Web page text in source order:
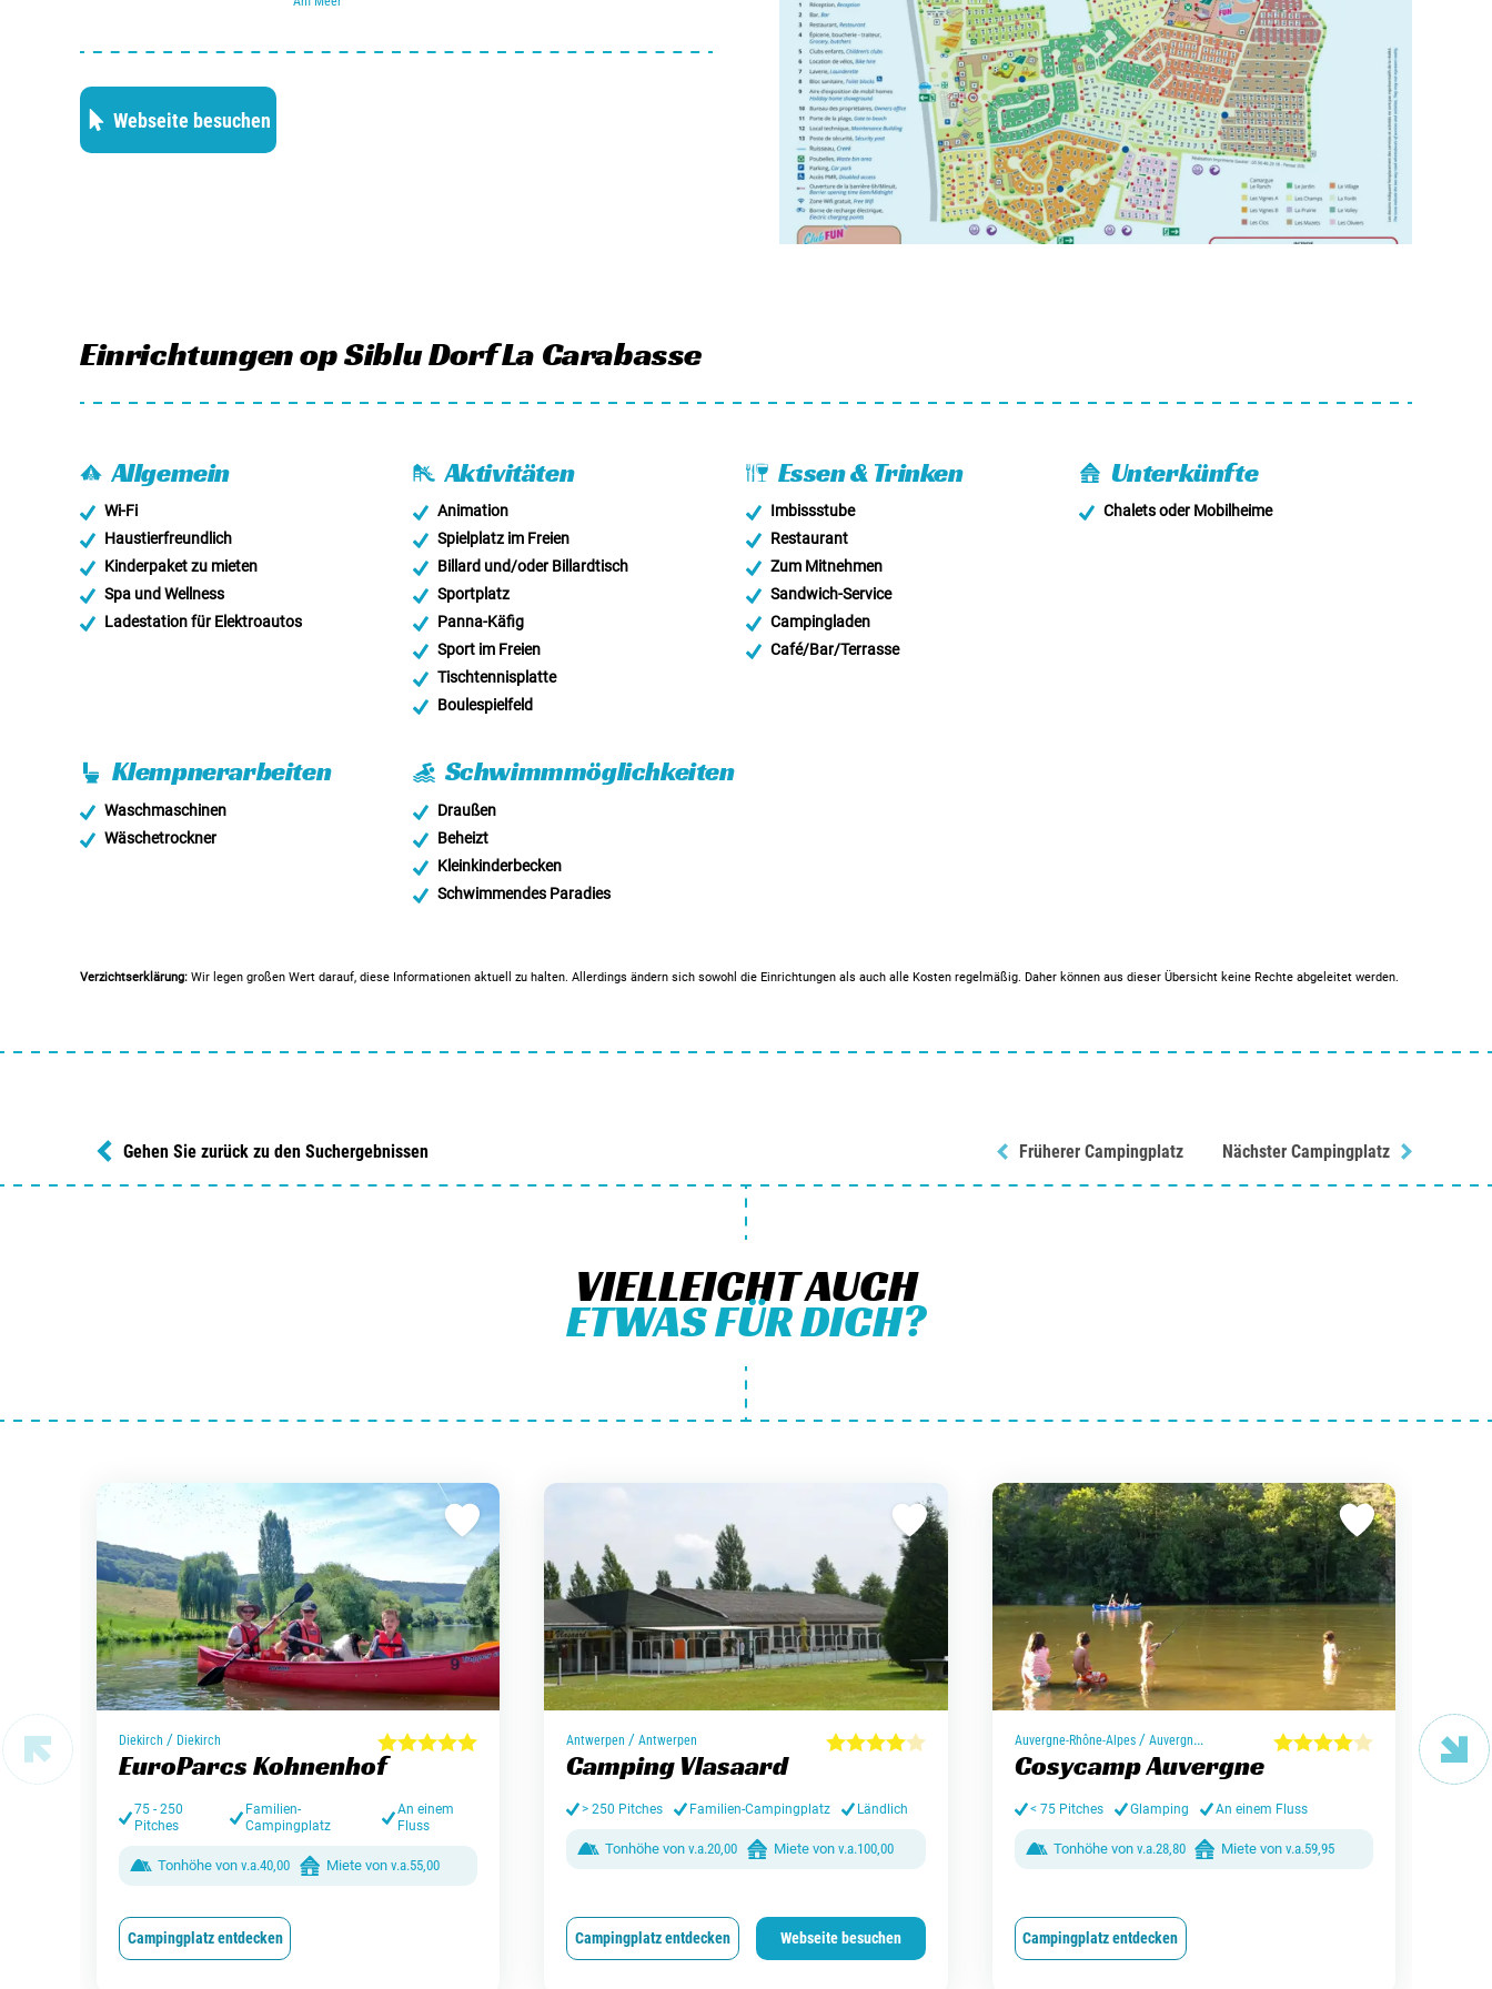
Die Umgebung von La Carabasse bietet zahlreiche Möglichkeiten für Ausflüge.
Beginnen wir am nahe gelegenen Strand von Vias Plage. Er ist ideal für Familien
und Wassersportler und bietet Möglichkeiten zum Schwimmen, Windsurfen und
500 Metern; der größte permanente Jahrmarkt Frankreichs.
Webseite besuchen
Einrichtungenop Siblu Dorf La Carabasse
Allgemein
Wi-Fi
Haustierfreundlich
Kinderpaket zu mieten
Spa und Wellness
Ladestation für Elektroautos
Aktivitäten
Animation
Spielplatz im Freien
Billard und/oder Billardtisch
Sportplatz
Panna-Käfig
Sport im Freien
Tischtennisplatte
Boulespielfeld
Essen & Trinken
Imbissstube
Restaurant
Zum Mitnehmen
Sandwich-Service
Campingladen
Café/Bar/Terrasse
Unterkünfte
Chalets oder Mobilheime
Klempnerarbeiten
Waschmaschinen
Wäschetrockner
Schwimmmöglichkeiten
Draußen
Beheizt
Kleinkinderbecken
Schwimmendes Paradies
Verzichtserklärung: Wir legen großen Wert darauf, diese Informationen aktuell zu halten. Allerdings ändern sich sowohl die Einrichtungen als auch alle Kosten regelmäßig. Daher können aus dieser Übersicht keine Rechte abgeleitet werden.
Gehen Sie zurück zu den Suchergebnissen Früherer Campingplatz Nächster Campingplatz
VIELLEICHT AUCH
ETWAS FÜR DICH?
Diekirch / Diekirch
EuroParcs Kohnenhof
75 - 250
Pitches
Familien-
Campingplatz
An einem
Fluss
Tonhöhe von v.a.40,00 Miete von v.a.55,00
Campingplatz entdecken
Antwerpen /Antwerpen
Camping Vlasaard
> 250 Pitches Familien-Campingplatz Ländlich
Tonhöhe von v.a.20,00 Miete von v.a.100,00
Campingplatz entdecken Webseite besuchen
Auvergne-Rhône-Alpes/ Auvergne-Rhône-Alpes
Cosycamp Auvergne
< 75 Pitches Glamping An einem Fluss
Tonhöhe von v.a.28,80 Miete von v.a.59,95
Campingplatz entdecken